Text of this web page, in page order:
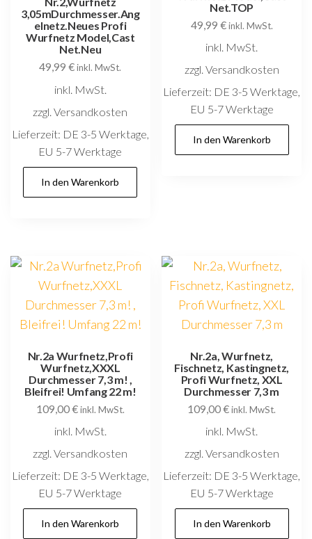
3,05mDurchmesser.Ang
elnetz.Neues Profi
Wurfnetz Model,Cast
Net.Neu
49,99€ inkl. MwSt.
inkl. MwSt.
zzgl. Versandkosten
Lieferzeit: DE 3-5 Werktage,
EU 5-7 Werktage
In den Warenkorb
Net.TOP
49,99 € inkl. MwSt.
inkl. MwSt.
zzgl. Versandkosten
Lieferzeit: DE 3-5 Werktage,
EU 5-7 Werktage
In den Warenkorb
Nr.2a Wurfnetz,Profi
Wurfnetz,XXXL
Durchmesser 7,3 m! ,
Bleifrei! Umfang 22 m!
109,00€inkl. MwSt.
inkl. MwSt.
zzgl. Versandkosten
Lieferzeit: DE 3-5 Werktage,
EU 5-7 Werktage
In den Warenkorb
Nr.2a, Wurfnetz,
Fischnetz, Kastingnetz,
Profi Wurfnetz, XXL
Durchmesser 7,3 m
109,00€inkl. MwSt.
inkl. MwSt.
zzgl. Versandkosten
Lieferzeit: DE 3-5 Werktage,
EU 5-7 Werktage
In den Warenkorb